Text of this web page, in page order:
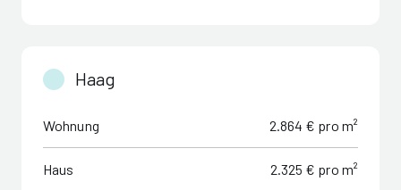
Haag
Wohnung 2.864 € pro m²
Haus 2.325 € pro m²